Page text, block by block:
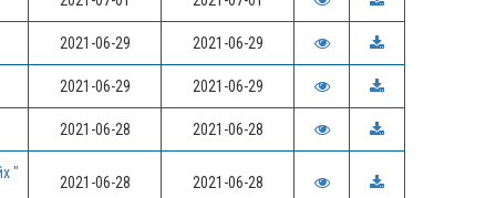
2021-06-29 2021-06-29
2021-06-29 2021-06-29
2021-06-28 2021-06-28
"
2021-06-28 2021-06-28